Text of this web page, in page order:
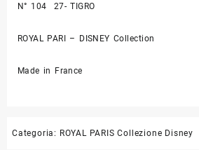
N° 104 27- TIGRO
ROYAL PARI – DISNEY Collection
Made in France
Categoria: ROYAL PARIS Collezione Disney